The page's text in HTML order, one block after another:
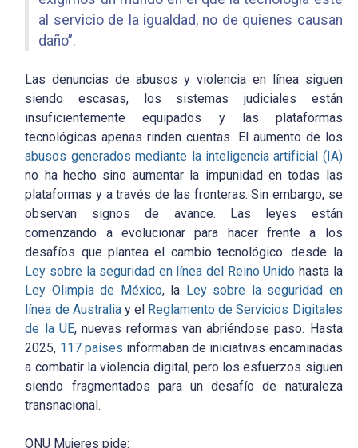
al servicio de la igualdad, no de quienes causan
daño”.
Las denuncias de abusos y violencia en línea siguen
siendo escasas, los sistemas judiciales están
insuficientemente equipados y las plataformas
tecnológicas apenas rinden cuentas. El aumento de los
abusos generados mediante la inteligencia artificial (IA)
no ha hecho sino aumentar la impunidad en todas las
plataformas y a través de las fronteras. Sin embargo, se
observan signos de avance. Las leyes están
comenzando a evolucionar para hacer frente a los
desafíos que plantea el cambio tecnológico: desde la
Ley sobre la seguridad en línea del Reino Unido hasta la
Ley Olimpia de México, la Ley sobre la seguridad en
línea de Australiay el Reglamento de Servicios Digitales
de la UE, nuevas reformas van abriéndose paso. Hasta
2025, 117 países informaban de iniciativas encaminadas
a combatir la violencia digital, pero los esfuerzos siguen
siendo fragmentados para un desafío de naturaleza
transnacional.
ONU Mujeres pide: